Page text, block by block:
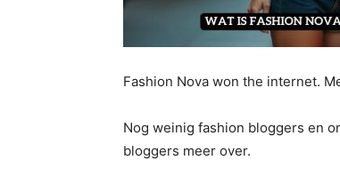
Fashion Nova won the internet.
Nog weinig fashion bloggers en
bloggers meer over.